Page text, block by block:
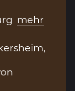
mehr